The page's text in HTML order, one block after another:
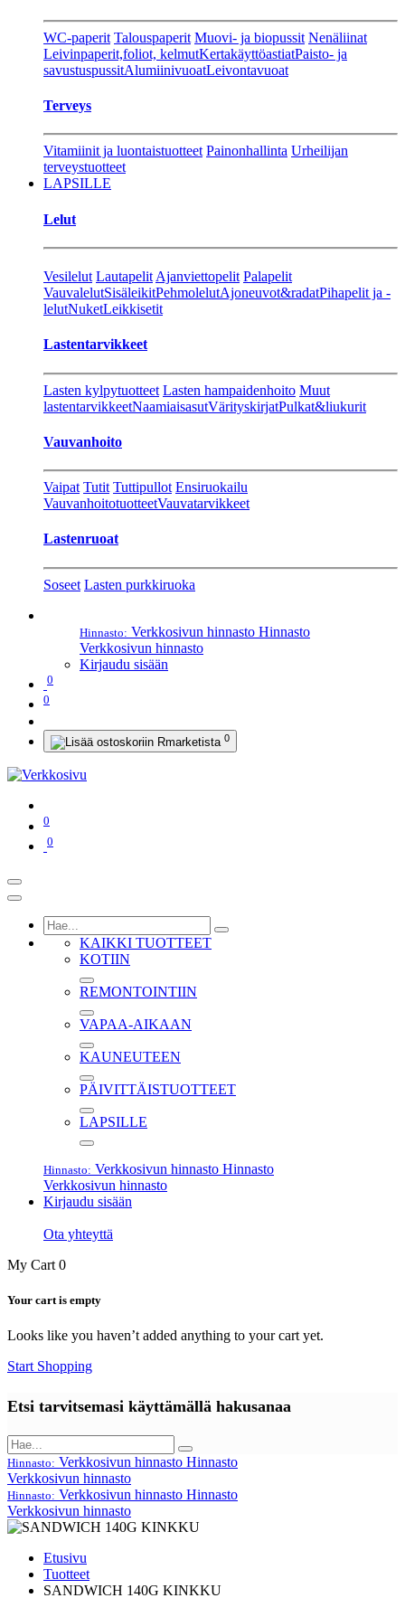
WC-paperit Talouspaperit Muovi- ja biopussit Nenäliinat
Leivinpaperit,foliot, kelmutKertakäyttöastiatPaisto- ja
savustuspussitAlumiinivuoatLeivontavuoat
Terveys
Vitamiinit ja luontaistuotteet Painonhallinta Urheilijan
terveystuotteet
LAPSILLE
Lelut
Vesilelut Lautapelit Ajanviettopelit Palapelit
VauvalelutSisäleikitPehmolelutAjoneuvot&radatPihapelit ja -
lelutNuketLeikkisetit
Lastentarvikkeet
Lasten kylpytuotteet Lasten hampaidenhoito Muut
lastentarvikkeetNaamiaisasutVärityskirjatPulkat&liukurit
Vauvanhoito
Vaipat Tutit Tuttipullot Ensiruokailu
VauvanhoitotuotteetVauvatarvikkeet
Lastenruoat
Soseet Lasten purkkiruoka
Hinnasto: Verkkosivun hinnasto Hinnasto
Verkkosivun hinnasto
Kirjaudu sisään
0
0
0
0
0
KAIKKI TUOTTEET
KOTIIN
REMONTOINTIIN
VAPAA-AIKAAN
KAUNEUTEEN
PÄIVITTÄISTUOTTEET
LAPSILLE
Hinnasto: Verkkosivun hinnasto Hinnasto
Verkkosivun hinnasto
Kirjaudu sisään
Ota yhteyttä
My Cart 0
Your cart is empty
Looks like you haven’t added anything to your cart yet.
Start Shopping
Etsi tarvitsemasi käyttämällä hakusanaa
Hinnasto: Verkkosivun hinnasto Hinnasto
Verkkosivun hinnasto
Hinnasto: Verkkosivun hinnasto Hinnasto
Verkkosivun hinnasto
Etusivu
Tuotteet
SANDWICH 140G KINKKU